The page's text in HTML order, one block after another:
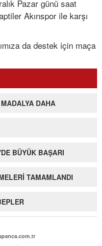
Pazar günü saat
Akınspor ile karşı
da destek için maça
DAHA
BÜYÜK BAŞARI
TAMAMLANDI